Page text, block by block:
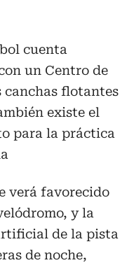
cuenta
un Centro de
canchas flotantes
existe el
para la práctica
verá favorecido
y la
de la pista
de noche,